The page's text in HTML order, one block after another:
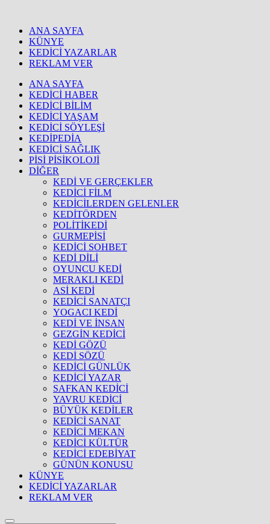
ANA SAYFA
KÜNYE
KEDİCİ YAZARLAR
REKLAM VER
ANA SAYFA
KEDİCİ HABER
KEDİCİ BİLİM
KEDİCİ YAŞAM
KEDİCİ SÖYLEŞİ
KEDİPEDİA
KEDİCİ SAĞLIK
PİSİ PİSİKOLOJİ
DİĞER
KEDİ VE GERÇEKLER
KEDİCİ FİLM
KEDİCİLERDEN GELENLER
KEDİTÖRDEN
POLİTİKEDİ
GURMEPİSİ
KEDİCİ SOHBET
KEDİ DİLİ
OYUNCU KEDİ
MERAKLI KEDİ
ASİ KEDİ
KEDİCİ SANATÇI
YOGACI KEDİ
KEDİ VE İNSAN
GEZGİN KEDİCİ
KEDİ GÖZÜ
KEDİ SÖZÜ
KEDİCİ GÜNLÜK
KEDİCİ YAZAR
SAFKAN KEDİCİ
YAVRU KEDİCİ
BÜYÜK KEDİLER
KEDİCİ SANAT
KEDİCİ MEKAN
KEDİCİ KÜLTÜR
KEDİCİ EDEBİYAT
GÜNÜN KONUSU
KÜNYE
KEDİCİ YAZARLAR
REKLAM VER